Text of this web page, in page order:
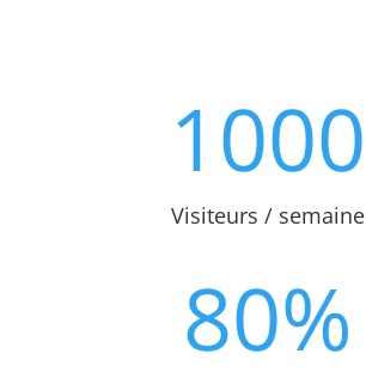
1000
Visiteurs / semaine
80%